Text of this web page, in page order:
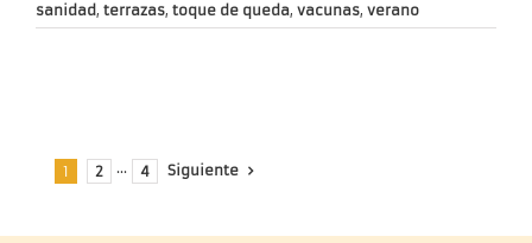
sanidad, terrazas, toque de queda, vacunas, verano
1 2 ··· 4 Siguiente